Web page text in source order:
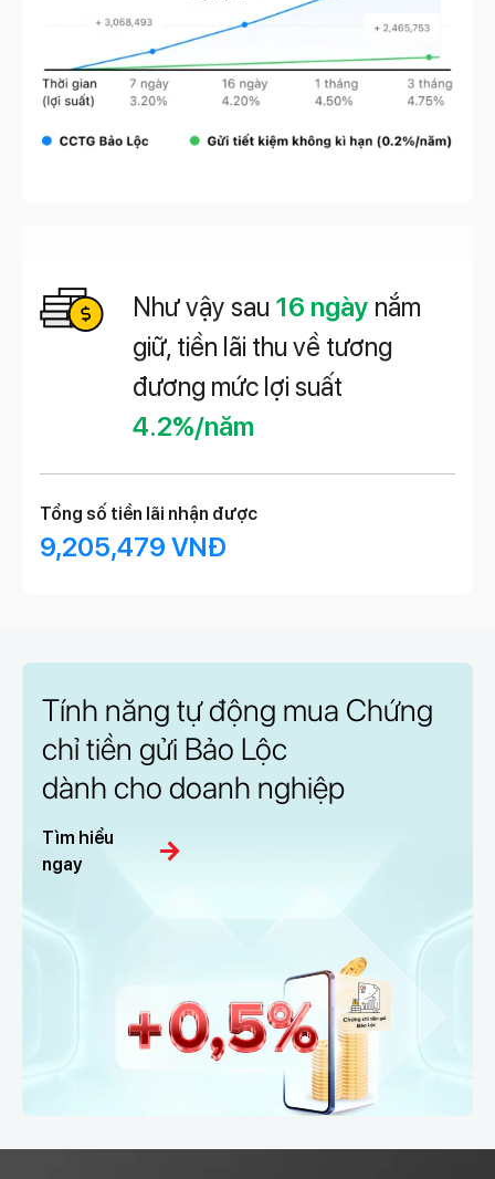
Như vậy sau 16 ngày nắm
giữ, tiền lãi thu về tương
đương mức lợi suất
4.2%/năm
Tổng số tiền lãi nhận được
9,205,479 VNĐ
Tính năng tự động mua Chứng
chỉ tiền gửi Bảo Lộc
dành cho doanh nghiệp
Tìm hiểu
ngay
arrow_forward